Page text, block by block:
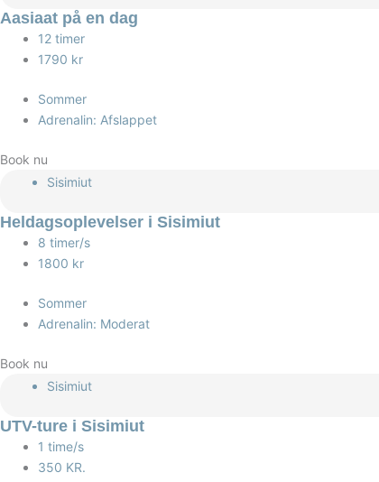
Aasiaat på en dag
12 timer
1790 kr
Sommer
Adrenalin: Afslappet
Book nu
Sisimiut
Heldagsoplevelser i Sisimiut
8 timer/s
1800 kr
Sommer
Adrenalin: Moderat
Book nu
Sisimiut
UTV-ture i Sisimiut
1 time/s
350 KR.